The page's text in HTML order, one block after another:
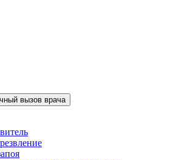
вызов врача